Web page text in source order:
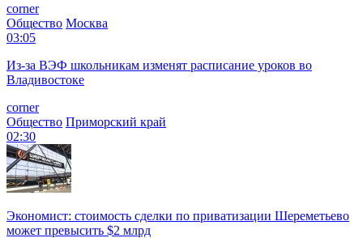
corner
Общество Москва
03:05
Из-за ВЭФ школьникам изменят расписание уроков во
Владивостоке
corner
Общество Приморский край
02:30
Экономист: стоимость сделки по приватизации Шереметьево
может превысить $2 млрд